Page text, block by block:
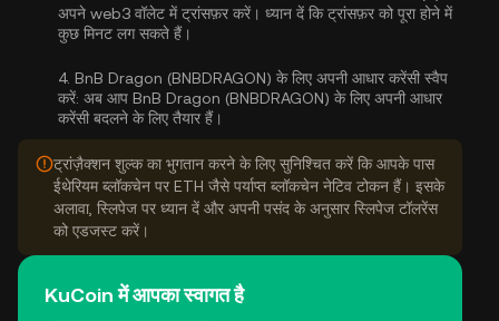
अपने web3 वॉलेट में ट्रांसफ़र करें। ध्यान दें कि ट्रांसफ़र को पूरा होने में
कुछ मिनट लग सकते हैं।
4. BnB Dragon (BNBDRAGON) के लिए अपनी आधार करेंसी स्वैप
करें: अब आप BnB Dragon (BNBDRAGON) के लिए अपनी आधार
करेंसी बदलने के लिए तैयार हैं।
ट्रांज़ैक्शन शुल्क का भुगतान करने के लिए सुनिश्चित करें कि आपके पास
ईथेरियम ब्लॉकचेन पर ETH जैसे पर्याप्त ब्लॉकचेन नेटिव टोकन हैं। इसके
अलावा, स्लिपेज पर ध्यान दें और अपनी पसंद के अनुसार स्लिपेज टॉलरेंस
को एडजस्ट करें।
KuCoin में आपका स्वागत है